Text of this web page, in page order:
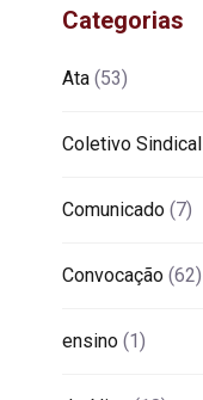
Categorias
Ata (53)
Coletivo Sindical
Comunicado (7)
Convocação (62)
ensino (1)